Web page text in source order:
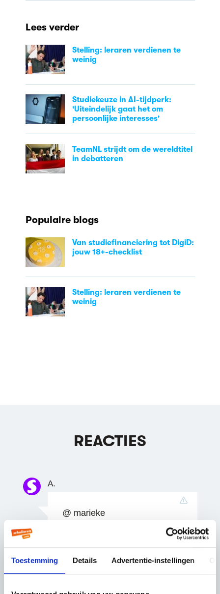
Toestemming Details Advertentie-instellingen
Lees verder
Stelling: leraren verdienen te
weinig
Studiekeuze in AI-tijdperk:
'Uiteindelijk gaat het om
persoonlijke interesses'
TeamNL strijdt om de wereldtitel
in debatteren
Populaire blogs
Van studiefinanciering tot DigiD:
jouw 18+-checklist
Stelling: leraren verdienen te
weinig
REACTIES
A.
@ marieke
Niet meer aan hem denken. :}
Leuk stripje.
16 jaar geleden